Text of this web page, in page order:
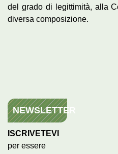
del grado di legittimità, alla
diversa composizione.
NEWSLETTER
ISCRIVETEVI
per essere